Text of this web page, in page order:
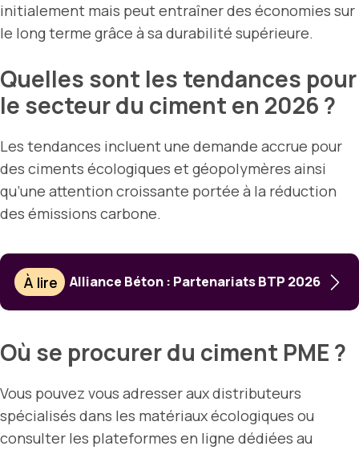
initialement mais peut entraîner des économies sur
le long terme grâce à sa durabilité supérieure.
Quelles sont les tendances pour
le secteur du ciment en 2026 ?
Les tendances incluent une demande accrue pour
des ciments écologiques et géopolymères ainsi
qu’une attention croissante portée à la réduction
des émissions carbone.
À lire Alliance Béton : Partenariats BTP 2026
Où se procurer du ciment PME ?
Vous pouvez vous adresser aux distributeurs
spécialisés dans les matériaux écologiques ou
consulter les plateformes en ligne dédiées au